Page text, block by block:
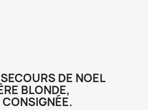
DE NOEL
BLONDE,